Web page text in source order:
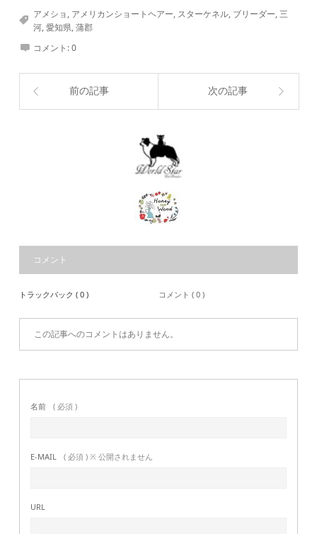
アメショ , アメリカンショートヘアー, スターケネル, ブリーダー,三
河,愛知県,蒲郡
コメント:0
前の記事 次の記事
コメント
トラックバック ( 0 ) コメント ( 0 )
この記事へのコメントはありません。
名前 ( 必須 )
E-MAIL ( 必須 ) ※ 公開されません
URL